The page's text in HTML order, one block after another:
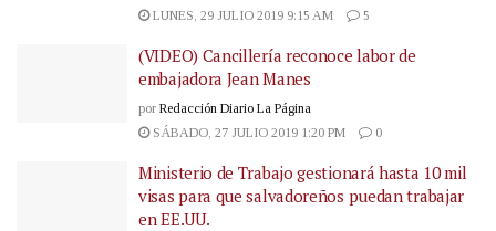
LUNES, 29 JULIO 2019 9:15 AM
5
(VIDEO) Cancillería reconoce labor de
embajadora Jean Manes
por Redacción Diario La Página
SÁBADO, 27 JULIO 2019 1:20 PM
0
Ministerio de Trabajo gestionará hasta 10 mil
visas para que salvadoreños puedan trabajar
en EE.UU.